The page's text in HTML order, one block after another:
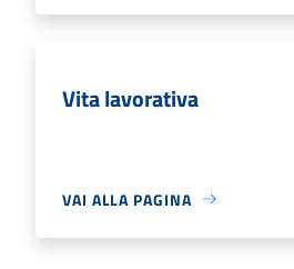
Vita lavorativa
VAI ALLA PAGINA